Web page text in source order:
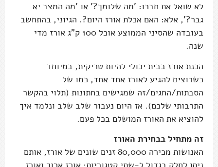
לא שואל את חברו: 'מה שלומך?' או 'מה המצב יא
גבר?', אלא: האם אכלת אורז היום?. הגיוני, בהתחשב
בעובדה שהסיני הממוצע אוכל 100 ק"ג אורז מדי
שנה.
הכנת אורז בבית יכולי להיות טריקית, במיוחד
כשרוצים להגיע לאורז אחד אחד, כמו של
הסבתות/החגים/זה שמגישים בחתונות (תלוי בהקשר
התרבותי שלכם). אז היום נעבור שלב שלב ונלמד איך
להוציא את האורז המושלם בכל פעם.
זה מתחיל בבחירת האורז
האנושות מכירה 80,000 זנים שונים של אורז, אותם